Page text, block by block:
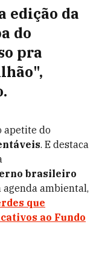
edição da
do
pra
apetite do
. E destaca
brasileiro
ambiental,
que
ao Fundo